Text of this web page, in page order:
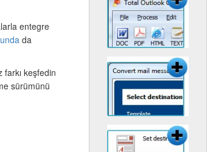
entegre
da
farkı keşfedin
sürümünü